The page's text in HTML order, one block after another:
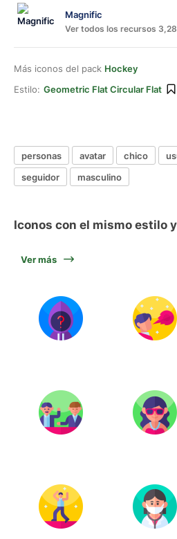
Magnific
Ver todos los recursos
Más iconos del pack Hockey
Estilo: Geometric Flat Circular Flat
personas avatar chico
seguidor
masculino
Iconos con el mismo estilo
Ver más